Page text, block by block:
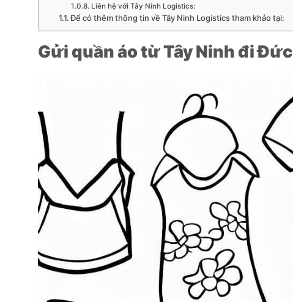
Liên hệ với Tây Ninh Logistics:
Để có thêm thông tin về Tây Ninh Logistics tham khảo tại:
Gửi quần áo từ Tây Ninh đi Đức